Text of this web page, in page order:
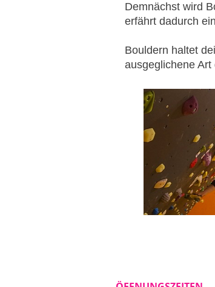
Demnächst wird
erfährt dadurch
Bouldern haltet
ausgeglichene